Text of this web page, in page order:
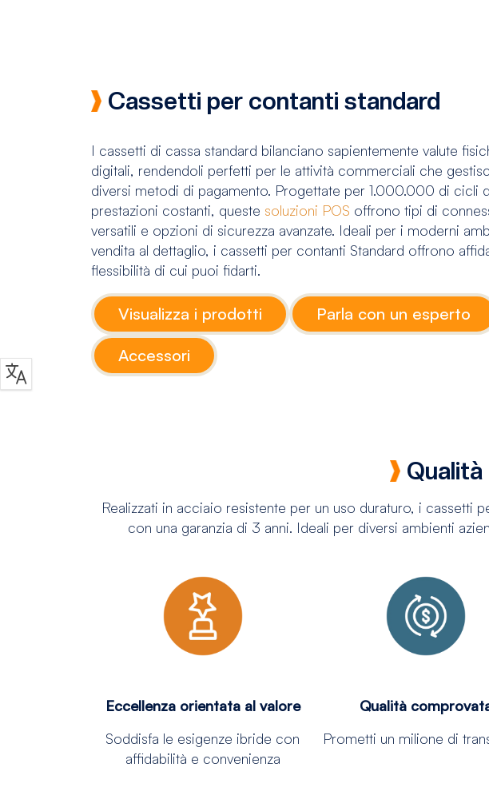
Cassetti per contanti standard
I cassetti di cassa standard bilanciano sapientemente valute
digitali, rendendoli perfetti per le attività commerciali che
diversi metodi di pagamento. Progettate per 1.000.000 di cicli
prestazioni costanti, queste soluzioni POS offrono tipi di
versatili e opzioni di sicurezza avanzate. Ideali per i moderni
vendita al dettaglio, i cassetti per contanti Standard offrono
flessibilità di cui puoi fidarti.
Visualizza i prodotti Parla con un esperto
Accessori
Realizzati in acciaio resistente per un uso duraturo, i cassetti
con una garanzia di 3 anni. Ideali per diversi ambienti
Eccellenza orientata al valore
Soddisfa le esigenze ibride con
affidabilità e convenienza
Qualità
Prometti un milione di